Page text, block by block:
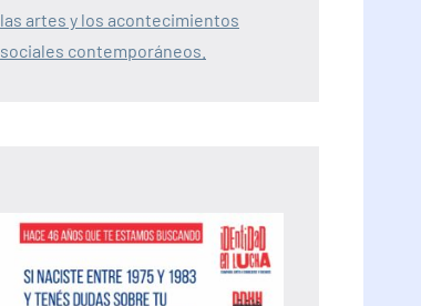
las artes y los acontecimientos
sociales contemporáneos.